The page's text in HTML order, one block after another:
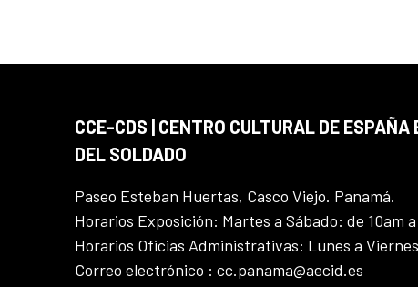
CCE-CDS | CENTRO CULTURAL DE
DEL SOLDADO
Paseo Esteban Huertas, Casco Viejo. Panamá.
Horarios Exposición: Martes a Sábado: de 10am
Horarios Oficias Administrativas: Lunes a
Correo electrónico : cc.panama@aecid.es